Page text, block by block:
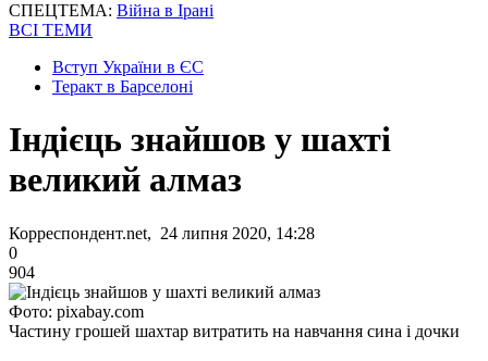
СПЕЦТЕМА: Війна в Ірані
ВСІ ТЕМИ
Вступ України в ЄС
Теракт в Барселоні
Індієць знайшов у шахті
великий алмаз
Корреспондент.net, 24 липня 2020, 14:28
0
904
Фото: pixabay.com
Частину грошей шахтар витратить на навчання сина і дочки